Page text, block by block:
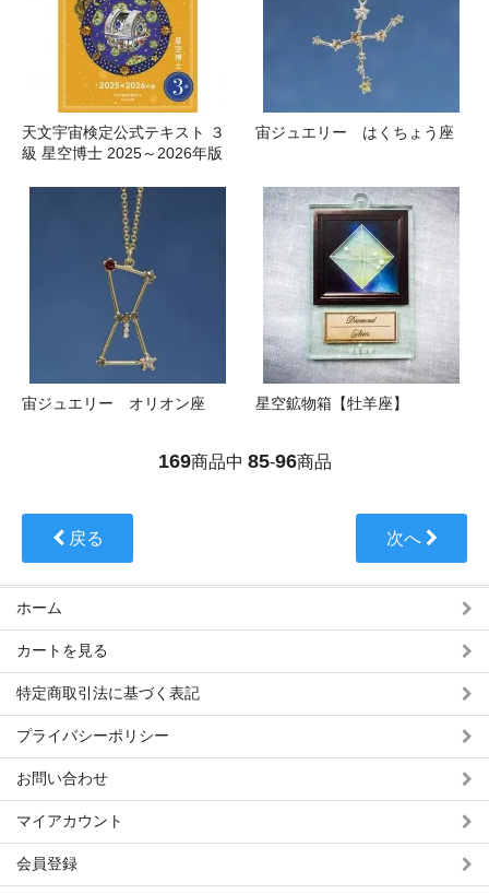
天文宇宙検定公式テキスト ３
級 星空博士 2025～2026年版
宙ジュエリー はくちょう座
宙ジュエリー オリオン座 星空鉱物箱【牡羊座】
169商品中 85-96商品
戻る 次へ
ホーム
カートを見る
特定商取引法に基づく表記
プライバシーポリシー
お問い合わせ
マイアカウント
会員登録